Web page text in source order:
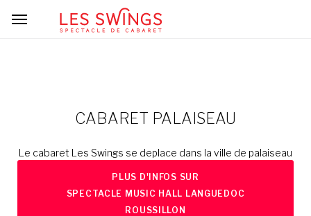
CABARET PALAISEAU
Le cabaret Les Swings se deplace dans la ville de palaiseau
PLUS D'INFOS SUR
SPECTACLE MUSIC HALL LANGUEDOC
ROUSSILLON